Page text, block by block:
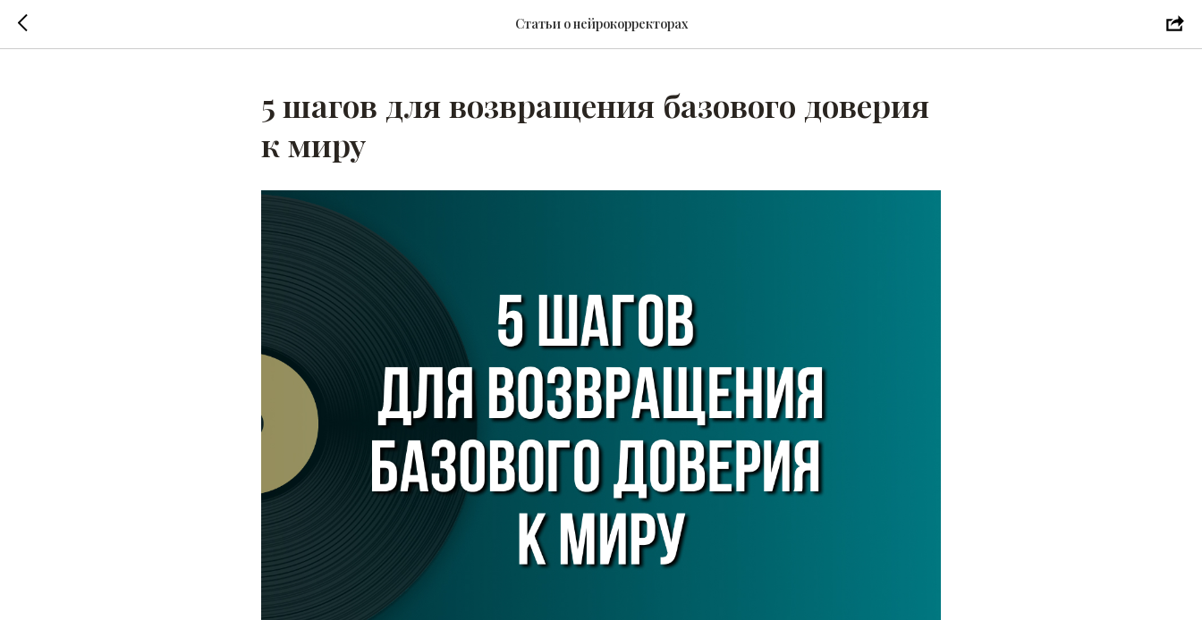
Статьи о нейрокорректорах
5 шагов для возвращения базового доверия
к миру